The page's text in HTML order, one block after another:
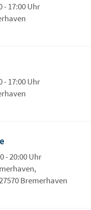
- 17:00 Uhr
- 17:00 Uhr
- 20:00 Uhr
Bremerhaven